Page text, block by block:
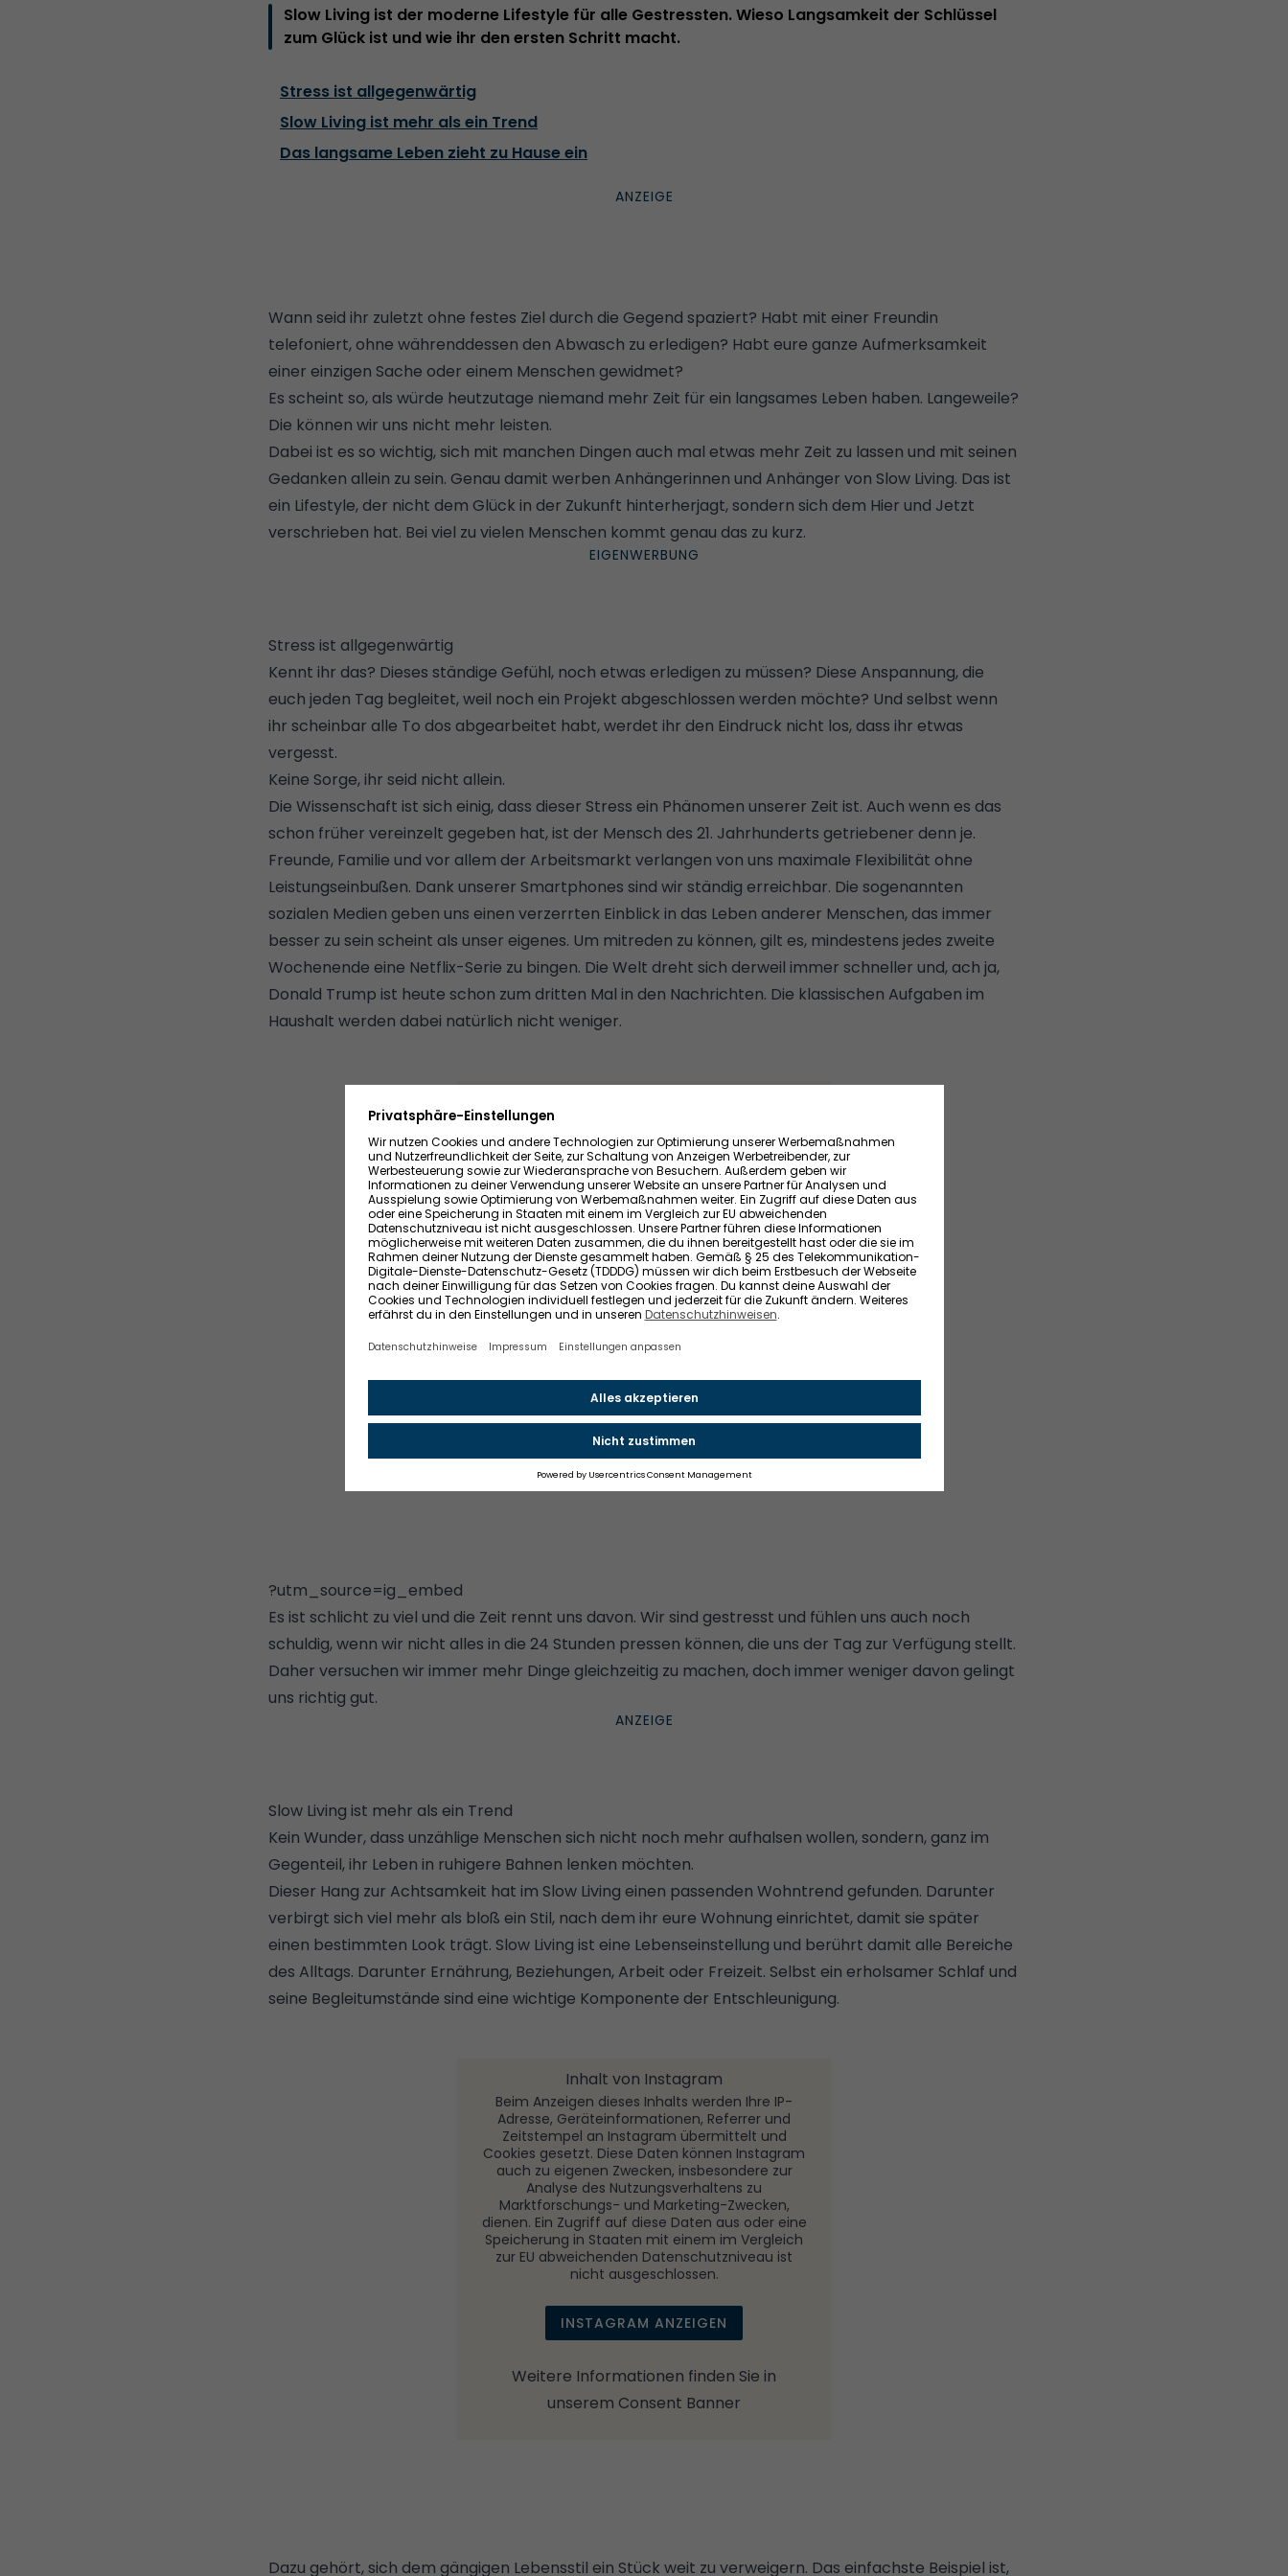
Slow Living ist der moderne Lifestyle für alle Gestressten. Wieso Langsamkeit der Schlüssel
zum Glück ist und wie ihr den ersten Schritt macht.
Stress ist allgegenwärtig
Slow Living ist mehr als ein Trend
Das langsame Leben zieht zu Hause ein
Wann seid ihr zuletzt ohne festes Ziel durch die Gegend spaziert? Habt mit einer Freundin
telefoniert, ohne währenddessen den Abwasch zu erledigen? Habt eure ganze Aufmerksamkeit
einer einzigen Sache oder einem Menschen gewidmet?
Es scheint so, als würde heutzutage niemand mehr Zeit für ein langsames Leben haben. Langeweile?
Die können wir uns nicht mehr leisten.
Dabei ist es so wichtig, sich mit manchen Dingen auch mal etwas mehr Zeit zu lassen und mit seinen
Gedanken allein zu sein. Genau damit werben Anhängerinnen und Anhänger von Slow Living. Das ist
ein Lifestyle, der nicht dem Glück in der Zukunft hinterherjagt, sondern sich dem Hier und Jetzt
verschrieben hat. Bei viel zu vielen Menschen kommt genau das zu kurz.
Stress ist allgegenwärtig
Kennt ihr das? Dieses ständige Gefühl, noch etwas erledigen zu müssen? Diese Anspannung, die
euch jeden Tag begleitet, weil noch ein Projekt abgeschlossen werden möchte? Und selbst wenn
ihr scheinbar alle To dos abgearbeitet habt, werdet ihr den Eindruck nicht los, dass ihr etwas
vergesst.
Keine Sorge, ihr seid nicht allein.
Die Wissenschaft ist sich einig, dass dieser Stress ein Phänomen unserer Zeit ist. Auch wenn es das
schon früher vereinzelt gegeben hat, ist der Mensch des 21. Jahrhunderts getriebener denn je.
Freunde, Familie und vor allem der Arbeitsmarkt verlangen von uns maximale Flexibilität ohne
Leistungseinbußen. Dank unserer Smartphones sind wir ständig erreichbar. Die sogenannten
sozialen Medien geben uns einen verzerrten Einblick in das Leben anderer Menschen, das immer
besser zu sein scheint als unser eigenes. Um mitreden zu können, gilt es, mindestens jedes zweite
Wochenende eine Netflix-Serie zu bingen. Die Welt dreht sich derweil immer schneller und, ach ja,
Donald Trump ist heute schon zum dritten Mal in den Nachrichten. Die klassischen Aufgaben im
Haushalt werden dabei natürlich nicht weniger.
Beim Anzeigen dieses Inhalts werden Ihre IP-
Adresse, Geräteinformationen, Referrer und
Zeitstempel an Instagram übermittelt und
Cookies gesetzt. Diese Daten können Instagram
auch zu eigenen Zwecken, insbesondere zur
Analyse des Nutzungsverhaltens zu
Marktforschungs- und Marketing-Zwecken,
dienen. Ein Zugriff auf diese Daten aus oder eine
Speicherung in Staaten mit einem im Vergleich
zur EU abweichenden Datenschutzniveau ist
nicht ausgeschlossen.
INSTAGRAM ANZEIGEN
Weitere Informationen finden Sie in
unseremConsent Banner
?utm_source=ig_embed
Es ist schlicht zu viel und die Zeit rennt uns davon. Wir sind gestresst und fühlen uns auch noch
schuldig, wenn wir nicht alles in die 24 Stunden pressen können, die uns der Tag zur Verfügung stellt.
Daher versuchen wir immer mehr Dinge gleichzeitig zu machen, doch immer weniger davon gelingt
uns richtig gut.
Slow Living ist mehr als ein Trend
Kein Wunder, dass unzählige Menschen sich nicht noch mehr aufhalsen wollen, sondern, ganz im
Gegenteil, ihr Leben in ruhigere Bahnen lenken möchten.
Dieser Hang zur Achtsamkeit hat im Slow Living einen passenden Wohntrend gefunden. Darunter
verbirgt sich viel mehr als bloß ein Stil, nach dem ihr eure Wohnung einrichtet, damit sie später
einen bestimmten Look trägt. Slow Living ist eine Lebenseinstellung und berührt damit alle Bereiche
des Alltags. Darunter Ernährung, Beziehungen, Arbeit oder Freizeit. Selbst ein erholsamer Schlaf und
seine Begleitumstände sind eine wichtige Komponente der Entschleunigung.
Inhalt von Instagram
Beim Anzeigen dieses Inhalts werden Ihre IP-
Adresse, Geräteinformationen, Referrer und
Zeitstempel an Instagram übermittelt und
Cookies gesetzt. Diese Daten können Instagram
auch zu eigenen Zwecken, insbesondere zur
Analyse des Nutzungsverhaltens zu
Marktforschungs- und Marketing-Zwecken,
dienen. Ein Zugriff auf diese Daten aus oder eine
Speicherung in Staaten mit einem im Vergleich
zur EU abweichenden Datenschutzniveau ist
nicht ausgeschlossen.
INSTAGRAM ANZEIGEN
Weitere Informationen finden Sie in
unserem Consent Banner
Dazu gehört, sich dem gängigen Lebensstil ein Stück weit zu verweigern. Das einfachste Beispiel ist,